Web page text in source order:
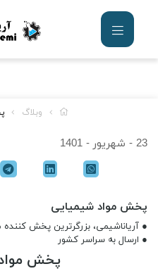
وبلاگ
23 - شهریور - 1401
پخش مواد شیمیایی
● آریاناشیمی، بزرگرترین پخش کننده
● ارسال به سراسر کشور
پخش